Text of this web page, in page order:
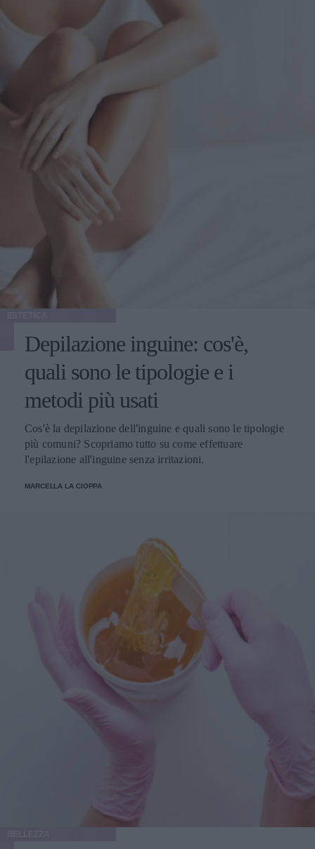
Depilazione inguine: cos'è,
quali sono le tipologie e i
metodi più usati
Cos'è la depilazione dell'inguine e quali sono le tipologie
più comuni? Scopriamo tutto su come effettuare
l'epilazione all'inguine senza irritazioni.
MARCELLA LA CIOPPA